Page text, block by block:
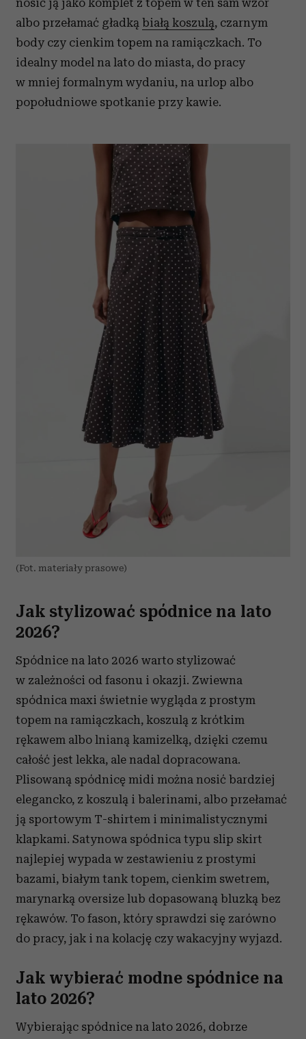
nosić ją jako komplet z topem w ten sam wzór
albo przełamać gładką białą koszulą, czarnym
body czy cienkim topem na ramiączkach. To
idealny model na lato do miasta, do pracy
w mniej formalnym wydaniu, na urlop albo
popołudniowe spotkanie przy kawie.
(Fot. materiały prasowe)
Jak stylizować spódnice na lato
2026?
Spódnice na lato 2026 warto stylizować
w zależności od fasonu i okazji. Zwiewna
spódnica maxi świetnie wygląda z prostym
topem na ramiączkach, koszulą z krótkim
rękawem albo lnianą kamizelką, dzięki czemu
całość jest lekka, ale nadal dopracowana.
Plisowaną spódnicę midi można nosić bardziej
elegancko, z koszulą i balerinami, albo przełamać
ją sportowym T-shirtem i minimalistycznymi
klapkami. Satynowa spódnica typu slip skirt
najlepiej wypada w zestawieniu z prostymi
bazami, białym tank topem, cienkim swetrem,
marynarką oversize lub dopasowaną bluzką bez
rękawów. To fason, który sprawdzi się zarówno
do pracy, jak i na kolację czy wakacyjny wyjazd.
Jak wybierać modne spódnice na
lato 2026?
Wybierając spódnice na lato 2026, dobrze